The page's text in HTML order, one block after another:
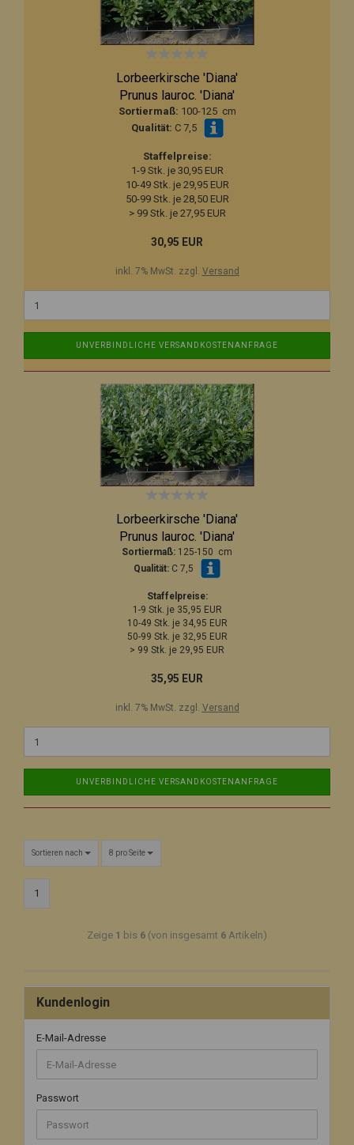
Lorbeerkirsche 'Diana'
Prunus lauroc. 'Diana'
Sortiermaß: 100-125 cm
Qualität: C 7,5
Staffelpreise:
1-9 Stk. je 30,95 EUR
10-49 Stk. je 29,95 EUR
50-99 Stk. je 28,50 EUR
> 99 Stk. je 27,95 EUR
30,95 EUR
inkl. 7% MwSt. zzgl. Versand
UNVERBINDLICHE VERSANDKOSTENANFRAGE
Lorbeerkirsche 'Diana'
Prunus lauroc. 'Diana'
Sortiermaß: 125-150 cm
Qualität: C 7,5
Staffelpreise:
1-9 Stk. je 35,95 EUR
10-49 Stk. je 34,95 EUR
50-99 Stk. je 32,95 EUR
> 99 Stk. je 29,95 EUR
35,95 EUR
inkl. 7% MwSt. zzgl. Versand
UNVERBINDLICHE VERSANDKOSTENANFRAGE
Sortieren nach 8 pro Seite
1
Zeige 1 bis 6 (von insgesamt 6 Artikeln)
Kundenlogin
E-Mail-Adresse
Passwort